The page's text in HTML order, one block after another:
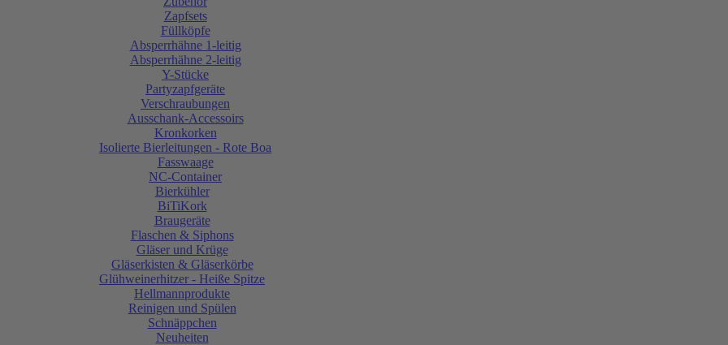
Zapfsets
Füllköpfe
Absperrhähne 1-leitig
Absperrhähne 2-leitig
Y-Stücke
Partyzapfgeräte
Verschraubungen
Ausschank-Accessoirs
Kronkorken
Isolierte Bierleitungen - Rote Boa
Fasswaage
NC-Container
Bierkühler
BiTiKork
Braugeräte
Flaschen & Siphons
Gläser und Krüge
Gläserkisten & Gläserkörbe
Glühweinerhitzer - Heiße Spitze
Hellmannprodukte
Reinigen und Spülen
Schnäppchen
Neuheiten